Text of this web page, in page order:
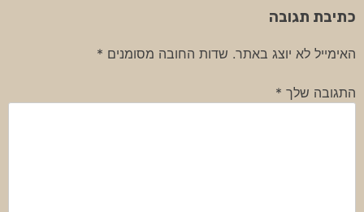
כתיבת תגובה
האימייל לא יוצג באתר. שדות החובה מסומנים *
התגובה שלך *